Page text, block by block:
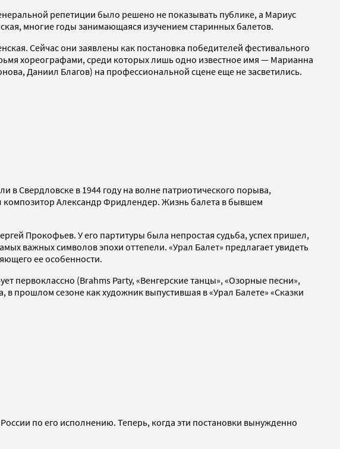
репетиции было решено не показывать публике, а Мариус
многие годы занимающаяся изучением старинных балетов.
Сейчас они заявлены как постановка победителей фестивального
хореографами, среди которых лишь одно известное имя — Марианна
Даниил Благов) на профессиональной сцене еще не засветились.
в Свердловске в 1944 году на волне патриотического порыва,
композитор Александр Фридлендер. Жизнь балета в бывшем
Прокофьев. У его партитуры была непростая судьба, успех пришел,
важных символов эпохи оттепели. «Урал Балет» предлагает увидеть
ее особенности.
первоклассно (Brahms Party, «Венгерские танцы», «Озорные песни»,
прошлом сезоне как художник выпустившая в «Урал Балете» «Сказки
по его исполнению. Теперь, когда эти постановки вынужденно